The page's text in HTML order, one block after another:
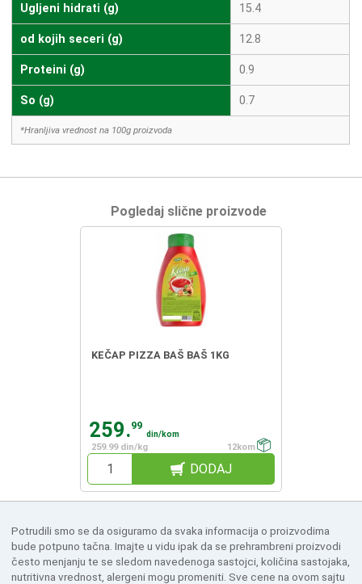
Ugljeni hidrati (g) 15.4
od kojih seceri (g) 12.8
Proteini (g) 0.9
So (g) 0.7
*Hranljiva vrednost na 100g proizvoda
Pogledaj slične proizvode
KEČAP PIZZA BAŠ BAŠ 1KG
259.99
din/kom
259.99 din/kg
12kom
DODAJ
Potrudili smo se da osiguramo da svaka informacija o proizvodima
bude potpuno tačna. Imajte u vidu ipak da se prehrambreni proizvodi
često menjanju te se sledom navedenoga sastojci, količina sastojaka,
nutritivna vrednost, alergeni mogu promeniti. Sve cene na ovom sajtu